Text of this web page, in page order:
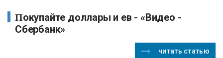
Покупайте доллары и ев - «Видео -
Сбербанк»
читать статью